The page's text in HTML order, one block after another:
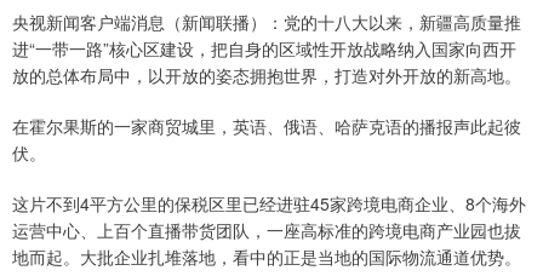
央视新闻客户端消息（新闻联播）：党的十八大以来，新疆高质量推
进“一带一路”核心区建设，把自身的区域性开放战略纳入国家向西开
放的总体布局中，以开放的姿态拥抱世界，打造对外开放的新高地。
在霍尔果斯的一家商贸城里，英语、俄语、哈萨克语的播报声此起彼
伏。
这片不到4平方公里的保税区里已经进驻45家跨境电商企业、8个海外
运营中心、上百个直播带货团队，一座高标准的跨境电商产业园也拔
地而起。大批企业扎堆落地，看中的正是当地的国际物流通道优势。